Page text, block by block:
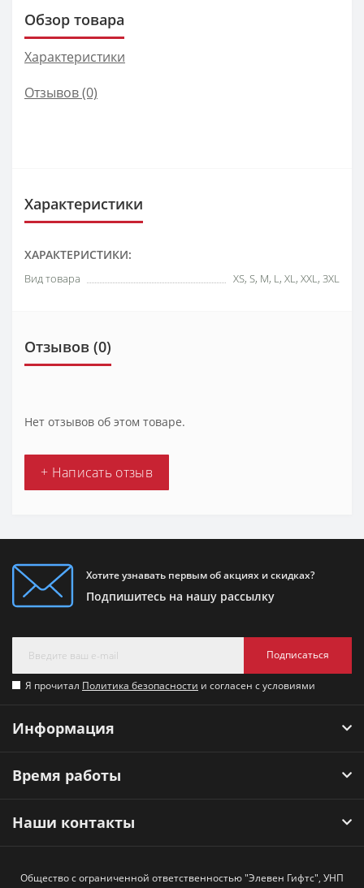
Обзор товара
Характеристики
Отзывов (0)
Характеристики
ХАРАКТЕРИСТИКИ:
Вид товара XS, S, M, L, XL, XXL, 3XL
Отзывов (0)
Нет отзывов об этом товаре.
+ Написать отзыв
Хотите узнавать первым об акциях и скидках?
Подпишитесь на нашу рассылку
Подписаться
Я прочитал Политика безопасности и согласен с условиями
Информация
Время работы
Наши контакты
Общество с ограниченной ответственностью "Элевен Гифтс", УНП